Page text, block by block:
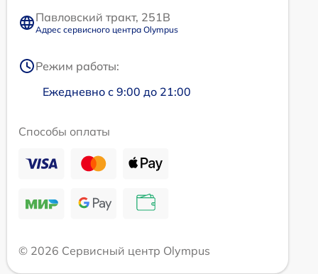
Павловский тракт, 251В
Адрес сервисного центра Olympus
Режим работы:
Ежедневно с 9:00 до 21:00
Способы оплаты
© 2026 Сервисный центр Olympus